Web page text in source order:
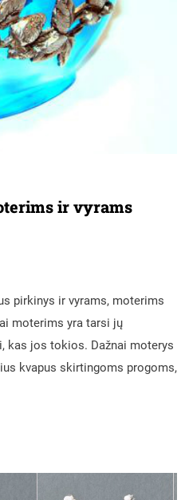
ir vyrams
pirkinys ir vyrams, moterims
moterims yra tarsi jų
kas jos tokios. Dažnai moterys
kvapus skirtingoms progoms,